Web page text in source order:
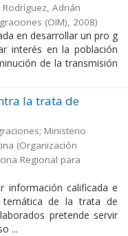
Adrián
(OIM), 2008)
en desarrollar un pro g
interés en la población
de la transmisión
la trata de
Ministerio
(Organización
Regional para
información calificada e
temática de la trata de
pretende servir
...